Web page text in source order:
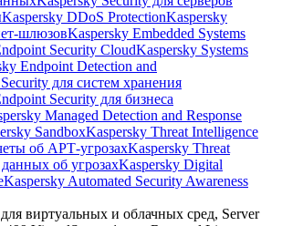
Kaspersky DDoS ProtectionKaspersky
шлюзовKaspersky Embedded Systems
Security CloudKaspersky Systems
Endpoint Detection and
для систем хранения
Security для бизнеса
Managed Detection and Response
SandboxKaspersky Threat Intelligence
об АРТ-угрозахKaspersky Threat
об угрозахKaspersky Digital
Kaspersky Automated Security Awareness
виртуальных и облачных сред, Server